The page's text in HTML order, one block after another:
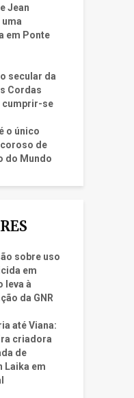
Jean
em Ponte
secular da
Cordas
cumprir-se
o único
de
do Mundo
sobre uso
em
leva à
da GNR
até Viana:
criadora
de
Laika em